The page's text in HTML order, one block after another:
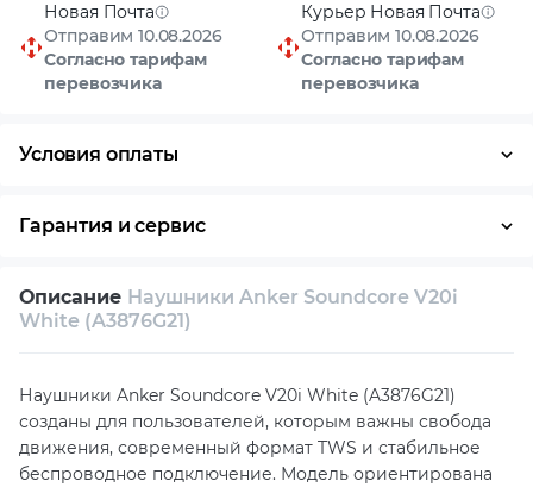
Новая Почта
Отправим 10.08.2026
Согласно тарифам
перевозчика
Курьер Новая Почта
Отправим 10.08.2026
Согласно тарифам
перевозчика
Условия оплаты
Гарантия и сервис
Собственный сервисный центр
Описание Наушники Anker Soundcore V20i
White (A3876G21)
Наушники Anker Soundcore V20i White (A3876G21)
созданы для пользователей, которым важны свобода
движения, современный формат TWS и стабильное
беспроводное подключение. Модель ориентирована